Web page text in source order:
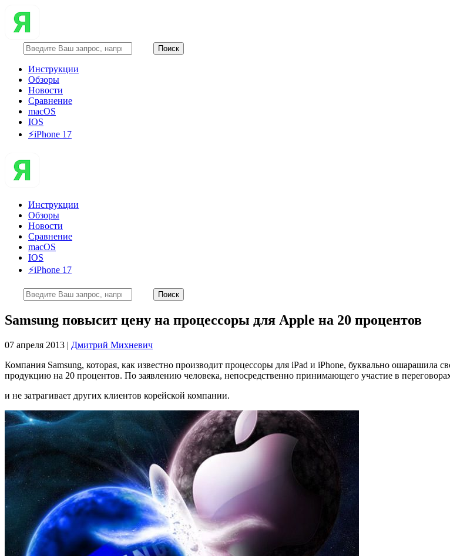
Инструкции
Обзоры
Новости
Сравнение
macOS
IOS
⚡️iPhone 17
Инструкции
Обзоры
Новости
Сравнение
macOS
IOS
⚡️iPhone 17
Samsung повысит цену на процессоры для Apple на 20 процентов
07 апреля 2013 | Дмитрий Михневич
Компания Samsung, которая, как известно производит процессоры для iPad и iPhone, буквально
продукцию на 20 процентов. По заявлению человека, непосредственно принимающего участие в
и не затрагивает других клиентов корейской компании.